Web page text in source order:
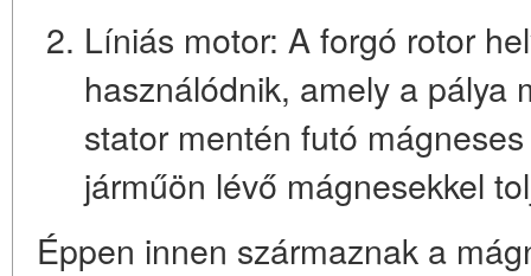
Líniás motor: A forgó rotor
használódnik, amely a pálya
stator mentén futó
járműön lévő mágnesekkel
Éppen innen származnak a